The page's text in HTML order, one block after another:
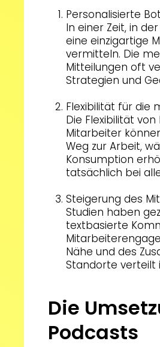
Personalisierte
In einer Zeit, in
eine einzigartige
vermitteln. Die
Mitteilungen oft
Strategien und
Flexibilität für die
Die Flexibilität
Mitarbeiter
Weg zur Arbeit,
Konsumption
tatsächlich bei
Steigerung des
Studien haben
textbasierte
Nähe und des
Standorte verteilt
Die
Podcasts